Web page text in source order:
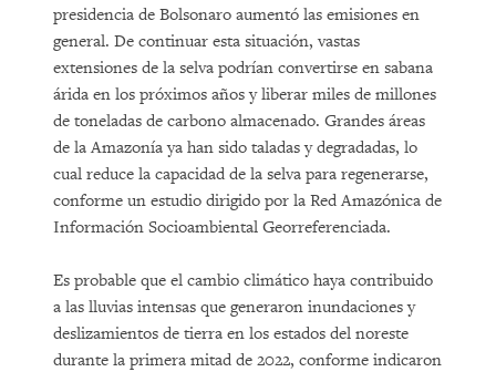
presidencia de Bolsonaro aumentó las emisiones en
general. De continuar esta situación, vastas
extensiones de la selva podrían convertirse en sabana
árida en los próximos años y liberar miles de millones
de toneladas de carbono almacenado. Grandes áreas
de la Amazonía ya han sido taladas y degradadas, lo
cual reduce la capacidad de la selva para regenerarse,
conforme un estudio dirigido por la Red Amazónica de
Información Socioambiental Georreferenciada.
Es probable que el cambio climático haya contribuido
a las lluvias intensas que generaron inundaciones y
deslizamientos de tierra en los estados del noreste
durante la primera mitad de 2022, conforme indicaron